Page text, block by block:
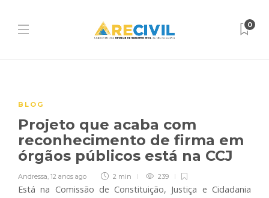
0
BLOG
Projeto que acaba com
reconhecimento de firma em
órgãos públicos está na CCJ
Andressa, 12 anos ago 2 min 239
Está na Comissão de Constituição, Justiça e Cidadania